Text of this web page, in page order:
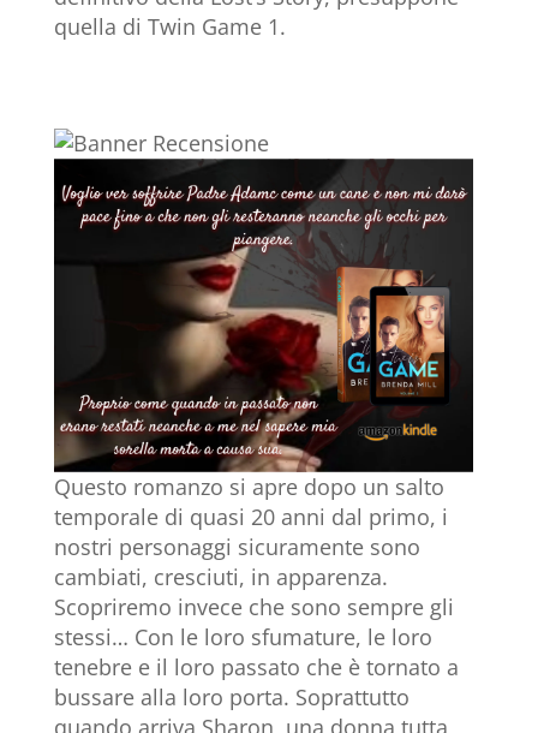
quella di Twin Game 1.
Questo romanzo si apre dopo un salto
temporale di quasi 20 anni dal primo, i
nostri personaggi sicuramente sono
cambiati, cresciuti, in apparenza.
Scopriremo invece che sono sempre gli
stessi… Con le loro sfumature, le loro
tenebre e il loro passato che è tornato a
bussare alla loro porta. Soprattutto